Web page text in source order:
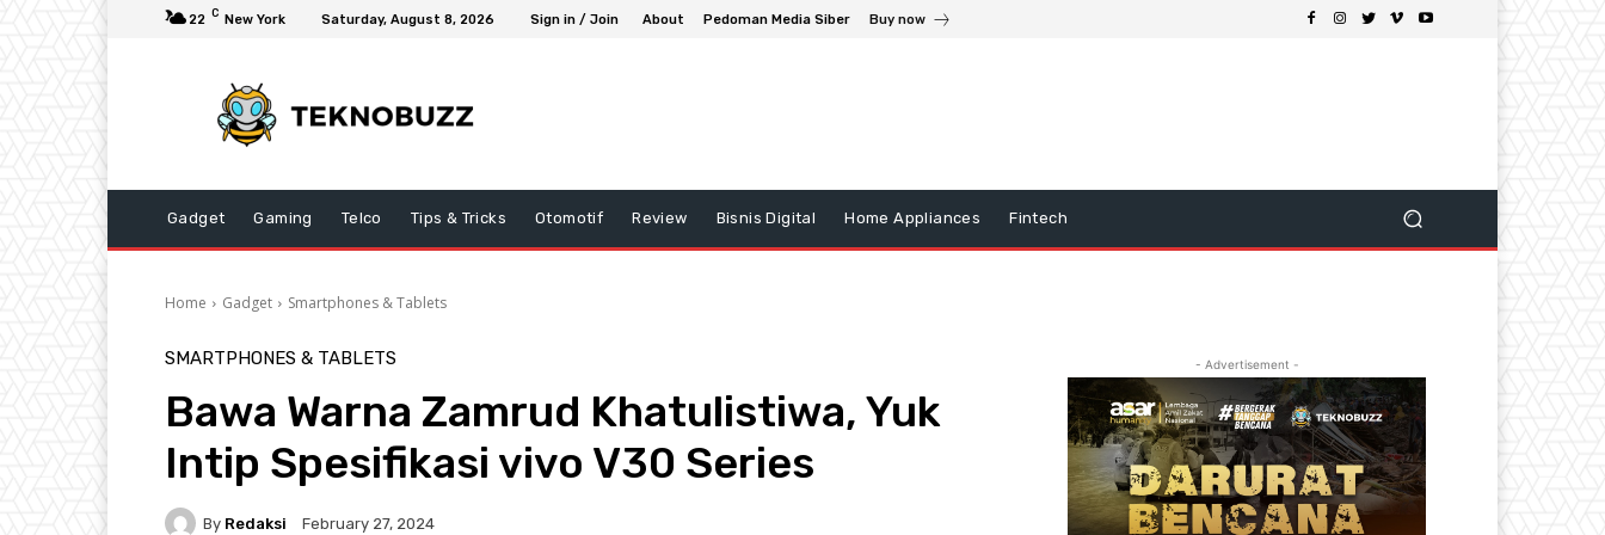
22 C New York Saturday, August 8, 2026 Sign in / Join About Pedoman Media Siber Buy now
Gadget Gaming Telco Tips & Tricks Otomotif Review Bisnis Digital Home Appliances Fintech
Home Gadget Smartphones & Tablets
SMARTPHONES & TABLETS
Bawa Warna Zamrud Khatulistiwa, Yuk
Intip Spesifikasi vivo V30 Series
By Redaksi February 27, 2024
- Advertisement -